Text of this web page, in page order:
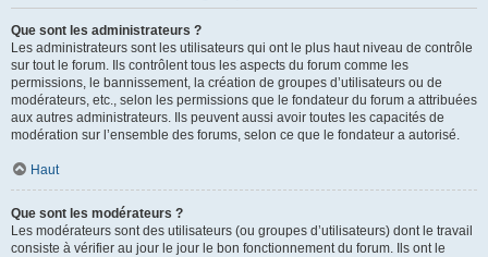
Que sont les administrateurs ?
Les administrateurs sont les utilisateurs qui ont le plus haut niveau de contrôle
sur tout le forum. Ils contrôlent tous les aspects du forum comme les
permissions, le bannissement, la création de groupes d’utilisateurs ou de
modérateurs, etc., selon les permissions que le fondateur du forum a attribuées
aux autres administrateurs. Ils peuvent aussi avoir toutes les capacités de
modération sur l’ensemble des forums, selon ce que le fondateur a autorisé.
Haut
Que sont les modérateurs ?
Les modérateurs sont des utilisateurs (ou groupes d’utilisateurs) dont le travail
consiste à vérifier au jour le jour le bon fonctionnement du forum. Ils ont le